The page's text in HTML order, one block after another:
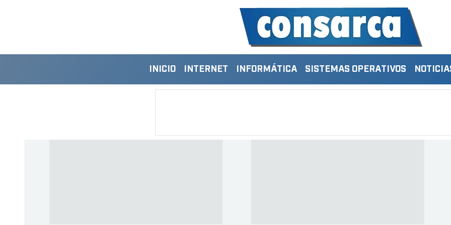
INICIO INTERNET INFORMÁTICA SISTEMAS OPERATIVOS